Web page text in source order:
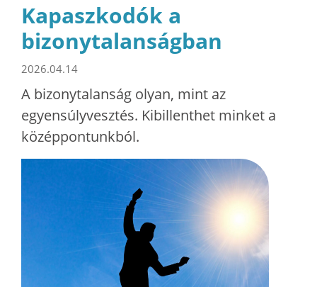
Kapaszkodók a
bizonytalanságban
2026.04.14
A bizonytalanság olyan, mint az
egyensúlyvesztés. Kibillenthet minket a
középpontunkból.